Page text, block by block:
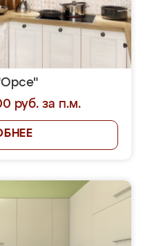
руб. за п.м.